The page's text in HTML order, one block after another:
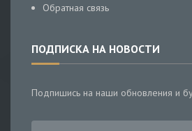
Обратная связь
ПОДПИСКА НА НОВОСТИ
Подпишись на наши обновления и